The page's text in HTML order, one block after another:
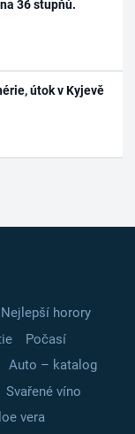
36 stupňů.
útok v Kyjevě
Nejlepší horory
Počasí
Auto – katalog
Svařené víno
vera